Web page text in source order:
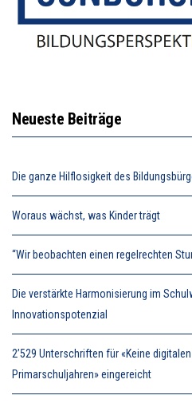
Neueste Beiträge
Die ganze Hilflosigkeit des
Woraus wächst, was Kinder trägt
“Wir beobachten einen regelrechten
Die verstärkte Harmonisierung im
Innovationspotenzial
2’529 Unterschriften für «Keine
Primarschuljahren» eingereicht